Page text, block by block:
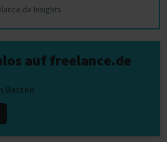
Insights
auf freelance.de
Besten